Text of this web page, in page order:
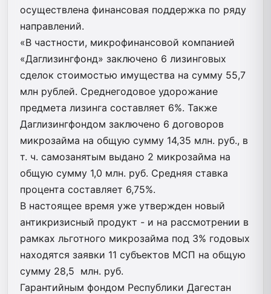
осуществлена финансовая поддержка по ряду
направлений.
«В частности, микрофинансовой компанией
«Даглизингфонд» заключено 6 лизинговых
сделок стоимостью имущества на сумму 55,7
млн рублей. Среднегодовое удорожание
предмета лизинга составляет 6%. Также
Даглизингфондом заключено 6 договоров
микрозайма на общую сумму 14,35 млн. руб., в
т. ч. самозанятым выдано 2 микрозайма на
общую сумму 1,0 млн. руб. Средняя ставка
процента составляет 6,75%.
В настоящее время уже утвержден новый
антикризисный продукт - и на рассмотрении в
рамках льготного микрозайма под 3% годовых
находятся заявки 11 субъектов МСП на общую
сумму 28,5 млн. руб.
Гарантийным фондом Республики Дагестан